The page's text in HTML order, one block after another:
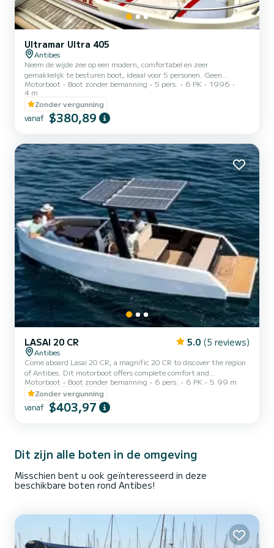
Ultramar Ultra 405
Antibes
Neem de wijde zee op een modern, comfortabel en zeer
gemakkelijk te besturen boot, ideaal voor 5 personen. Geen
vergunning nodig! En Geen borg Vertrek: Haven van Antibes (snelle
toegang tot de mooiste plekken). Snel van start: Eenvoudige
briefing bij vertrek, perfect voor beginners. Programma:
Zwemmen, picknicken op het water en ontspannen in de zon!
Motorboot Boot zonder bemanning 5 pers. 6 PK
1996
4 m
Zonder vergunning
vanaf $380,89
LASAI 20 CR 5.0 (5 reviews)
Antibes
Come aboard Lasai 20 CR, a magnific 20 CR to discover the region
of Antibes. Dit motorboot offers complete comfort and
performance at sea. You are guaranteed to spend an exceptional
day or week on this 6 meter boat. The capacity of this boat is 6
passengers. U kunt uw reserveringsaanvraag naar ons sturen op
SamBoat!
Motorboot Boot zonder bemanning 6 pers. 6 PK
5.99 m
Zonder vergunning
vanaf $403,97
Dit zijn alle boten in de omgeving
Misschien bent u ook geïnteresseerd in deze
beschikbare boten rond Antibes!